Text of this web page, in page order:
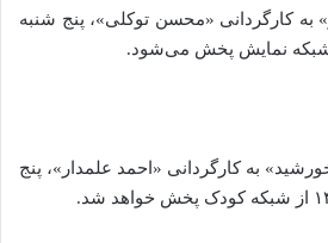
به کارگردانی «محسن توکلی»، پنج شنبه
به کارگردانی «احمد علمدار»، پنج